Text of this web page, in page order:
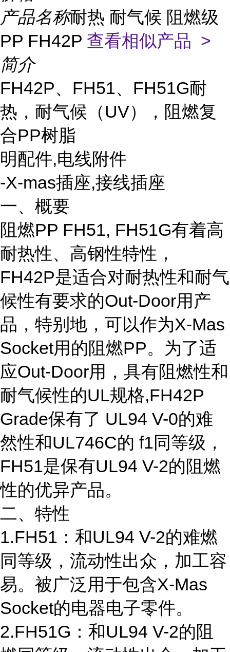
产品名称耐热 耐气候 阻燃级
PP FH42P 查看相似产品 >
简介
FH42P、FH51、FH51G耐
热，耐气候（UV），阻燃复
合PP树脂
明配件,电线附件
-X-mas插座,接线插座
一、概要
阻燃PP FH51, FH51G有着高
耐热性、高钢性特性，
FH42P是适合对耐热性和耐气
候性有要求的Out-Door用产
品，特别地，可以作为X-Mas
Socket用的阻燃PP。为了适
应Out-Door用，具有阻燃性和
耐气候性的UL规格,FH42P
Grade保有了 UL94 V-0的难
然性和UL746C的 f1同等级，
FH51是保有UL94 V-2的阻燃
性的优异产品。
二、特性
1.FH51：和UL94 V-2的难燃
同等级，流动性出众，加工容
易。被广泛用于包含X-Mas
Socket的电器电子零件。
2.FH51G：和UL94 V-2的阻